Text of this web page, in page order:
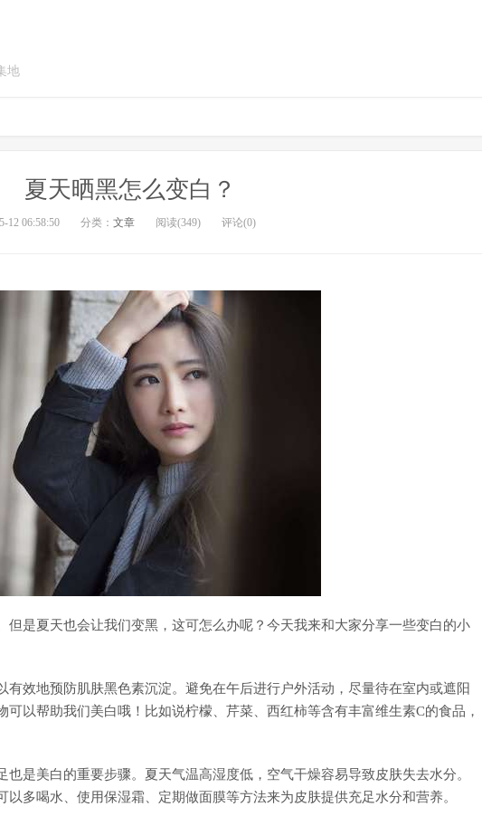
地
夏天晒黑怎么变白？
12 06:58:50 分类： 文章 阅读(349) 评论(0)
但是夏天也会让我们变黑，这可怎么办呢？今天我来和大家分享一些变白的小
有效地预防肌肤黑色素沉淀。避免在午后进行户外活动，尽量待在室内或遮阳
以帮助我们美白哦！比如说柠檬、芹菜、西红柿等含有丰富维生素C的食品，
是美白的重要步骤。夏天气温高湿度低，空气干燥容易导致皮肤失去水分。
以多喝水、使用保湿霜、定期做面膜等方法来为皮肤提供充足水分和营养。